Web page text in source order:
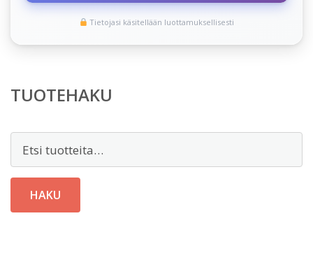
Tietojasi käsitellään luottamuksellisesti
TUOTEHAKU
HAKU